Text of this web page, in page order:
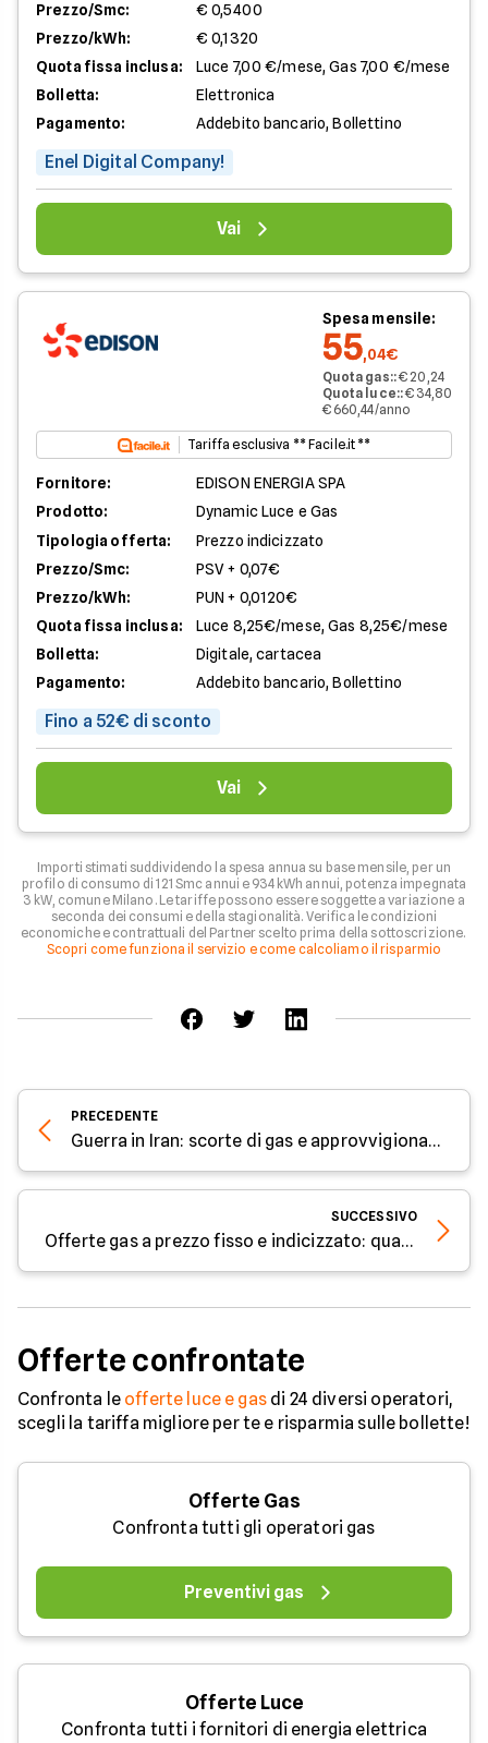
Prezzo/Smc:
€ 0,5400
Prezzo/kWh:
€ 0,1320
Quota fissa inclusa:
Luce 7,00 €/mese, Gas 7,00 €/mese
Bolletta:
Elettronica
Pagamento:
Addebito bancario, Bollettino
Enel Digital Company!
Vai
Spesa mensile:
55,04€
Quota gas::€ 20,24
Quota luce::€ 34,80
€ 660,44/anno
Tariffa esclusiva ** Facile.it **
Fornitore:
EDISON ENERGIA SPA
Prodotto:
Dynamic Luce e Gas
Tipologia offerta:
Prezzo indicizzato
Prezzo/Smc:
PSV + 0,07€
Prezzo/kWh:
PUN + 0,0120€
Quota fissa inclusa:
Luce 8,25€/mese, Gas 8,25€/mese
Bolletta:
Digitale, cartacea
Pagamento:
Addebito bancario, Bollettino
Fino a 52€ di sconto
Vai
Importi stimati suddividendo la spesa annua su base mensile, per un
profilo di consumo di 121 Smc annui e 934 kWh annui, potenza impegnata
3 kW, comune Milano. Le tariffe possono essere soggette a variazione a
seconda dei consumi e della stagionalità. Verifica le condizioni
economiche e contrattuali del Partner scelto prima della sottoscrizione.
Scopri come funziona il servizio e come calcoliamo il risparmio
PRECEDENTE
Guerra in Iran: scorte di gas e approvvigionamenti in Europa e la situazione in Italia
SUCCESSIVO
Offerte gas a prezzo fisso e indicizzato: quale scegliere a marzo 2026
Offerte confrontate
Confronta le offerte luce e gasdi 24 diversi operatori,
scegli la tariffa migliore per te e risparmia sulle bollette!
Offerte Gas
Confronta tutti gli operatori gas
Preventivi gas
Offerte Luce
Confronta tutti i fornitori di energia elettrica